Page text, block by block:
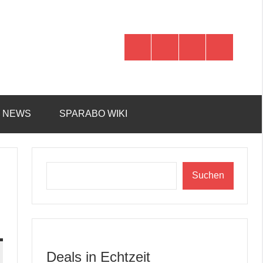
NEWS SPARABO WIKI
Suchen
Deals in Echtzeit